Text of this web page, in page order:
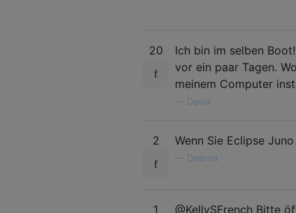
20
Ich bin im selben
vor ein paar Tagen.
meinem Computer
David
2 Wenn Sie Eclipse
Deanna
1
@KellySFrench Bitte